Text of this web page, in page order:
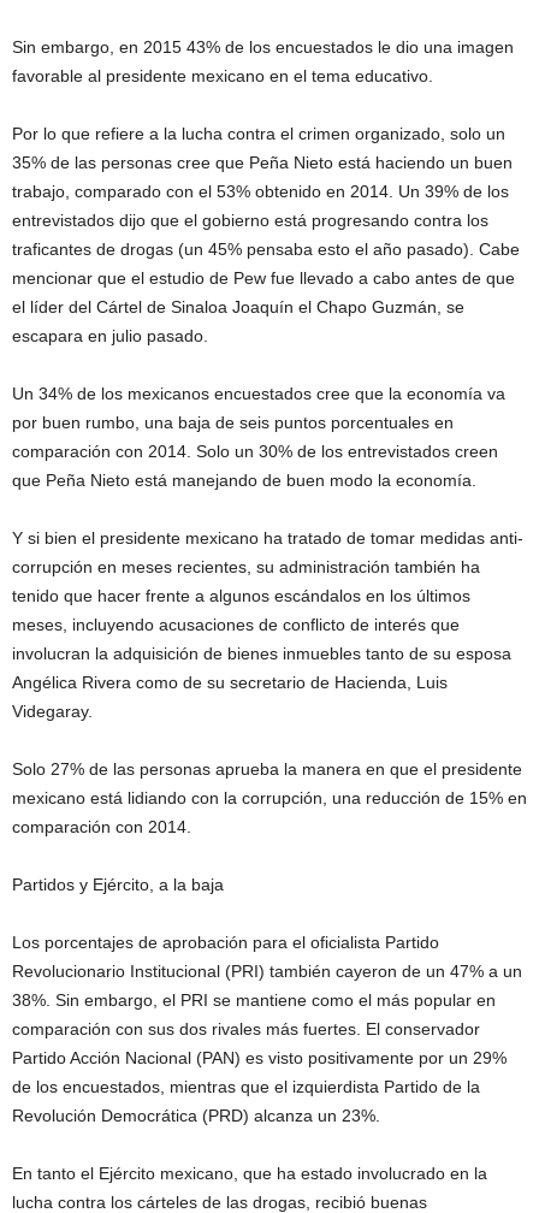
Sin embargo, en 2015 43% de los encuestados le dio una imagen
favorable al presidente mexicano en el tema educativo.
Por lo que refiere a la lucha contra el crimen organizado, solo un
35% de las personas cree que Peña Nieto está haciendo un buen
trabajo, comparado con el 53% obtenido en 2014. Un 39% de los
entrevistados dijo que el gobierno está progresando contra los
traficantes de drogas (un 45% pensaba esto el año pasado). Cabe
mencionar que el estudio de Pew fue llevado a cabo antes de que
el líder del Cártel de Sinaloa Joaquín el Chapo Guzmán, se
escapara en julio pasado.
Un 34% de los mexicanos encuestados cree que la economía va
por buen rumbo, una baja de seis puntos porcentuales en
comparación con 2014. Solo un 30% de los entrevistados creen
que Peña Nieto está manejando de buen modo la economía.
Y si bien el presidente mexicano ha tratado de tomar medidas anti-
corrupción en meses recientes, su administración también ha
tenido que hacer frente a algunos escándalos en los últimos
meses, incluyendo acusaciones de conflicto de interés que
involucran la adquisición de bienes inmuebles tanto de su esposa
Angélica Rivera como de su secretario de Hacienda, Luis
Videgaray.
Solo 27% de las personas aprueba la manera en que el presidente
mexicano está lidiando con la corrupción, una reducción de 15% en
comparación con 2014.
Partidos y Ejército, a la baja
Los porcentajes de aprobación para el oficialista Partido
Revolucionario Institucional (PRI) también cayeron de un 47% a un
38%. Sin embargo, el PRI se mantiene como el más popular en
comparación con sus dos rivales más fuertes. El conservador
Partido Acción Nacional (PAN) es visto positivamente por un 29%
de los encuestados, mientras que el izquierdista Partido de la
Revolución Democrática (PRD) alcanza un 23%.
En tanto el Ejército mexicano, que ha estado involucrado en la
lucha contra los cárteles de las drogas, recibió buenas